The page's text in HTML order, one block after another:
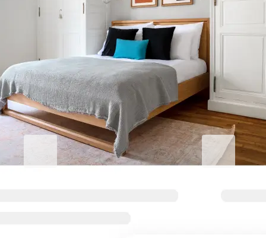
기업 숙박의 품격을 높이세요